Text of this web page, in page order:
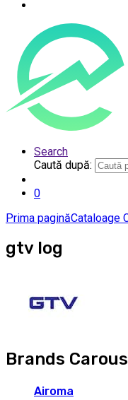
Search
Caută după:
0
Prima paginăCataloage
gtv log
Brands
Airoma